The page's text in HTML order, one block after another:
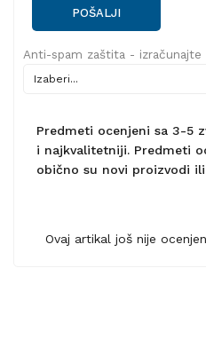
POŠALJI
Anti-spam zaštita - izračunajte
Predmeti ocenjeni sa 3-5
i najkvalitetniji. Predmeti
obično su novi proizvodi
Ovaj artikal još nije ocenjen